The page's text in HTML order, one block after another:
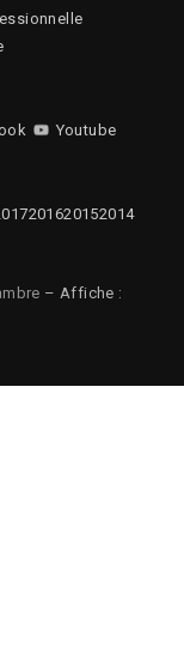
Youtube
201620152014
– Affiche :